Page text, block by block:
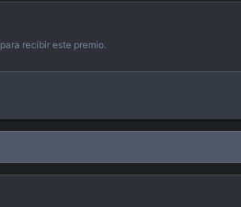
recibir este premio.